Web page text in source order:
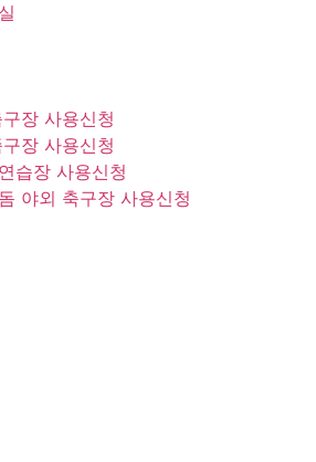
장 사용신청
장 사용신청
습장 사용신청
야외 축구장 사용신청